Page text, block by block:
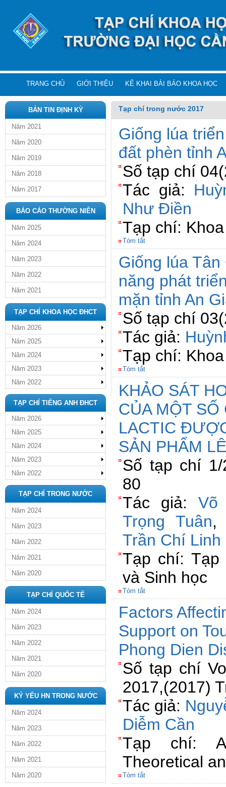
TRANG CHỦ GIỚI THIỆU KÊ KHAI BÀI BÁO KHOA HỌC
BẢN TIN ĐỊNH KỲ
Năm 2021
Năm 2020
Năm 2019
Năm 2018
Năm 2017
BÁO CÁO THƯỜNG NIÊN
Năm 2025
Năm 2024
Năm 2023
Năm 2022
Năm 2021
TẠP CHÍ KHOA HỌC ĐHCT
Năm 2026
Năm 2025
Năm 2024
Năm 2023
Năm 2022
TẠP CHÍ TIẾNG ANH ĐHCT
Năm 2026
Năm 2025
Năm 2024
Năm 2023
Năm 2022
TẠP CHÍ TRONG NƯỚC
Năm 2024
Năm 2023
Năm 2022
Năm 2021
Năm 2020
TẠP CHÍ QUỐC TẾ
Năm 2024
Năm 2023
Năm 2022
Năm 2021
Năm 2020
KỶ YẾU HN TRONG NƯỚC
Năm 2024
Năm 2023
Năm 2022
Năm 2021
Năm 2020
Tạp chí trong nước 2017
Giống lúa
đất phèn tỉnh
Số tạp chí
Tác giả:
Như Điền
Tạp chí:
Tóm tắt
Giống lúa
năng phát
mặn tỉnh An
Số tạp chí
Tác giả:
Tạp chí:
Tóm tắt
KHẢO SÁT
CỦA MỘT SỐ
LACTIC
SẢN PHẨM
Số tạp chí 1/
80
Tác giả: Võ
Trọng Tuân
Trần Chí Linh
Tạp chí:
và Sinh học
Tóm tắt
Factors
Support on
Phong Dien
Số tạp chí
2017,(2017)
Tác giả:
Diễm Cần
Tạp chí:
Theoretical
Tóm tắt